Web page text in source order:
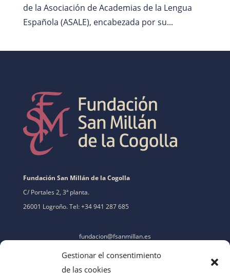
Gestionar el consentimiento
de las cookies
de la Asociación de Academias de la Lengua
Española (ASALE), encabezada por su...
Fundación San Millán de la Cogolla
C/ Portales 2, 3ª planta.
26001 Logroño. Tel: +34 941 287 685
fundacion@fsanmillan.es